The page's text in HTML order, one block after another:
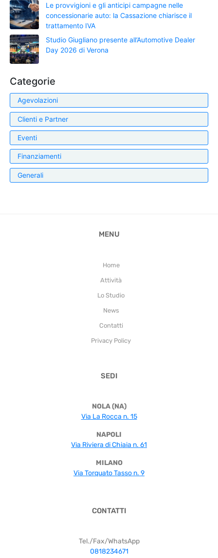
Le provvigioni e gli anticipi campagne nelle
concessionarie auto: la Cassazione chiarisce il
trattamento IVA
Studio Giugliano presente all’Automotive Dealer
Day 2026 di Verona
Categorie
Agevolazioni
Clienti e Partner
Eventi
Finanziamenti
Generali
MENU
Home
Attività
Lo Studio
News
Contatti
Privacy Policy
SEDI
NOLA (NA)
Via La Rocca n. 15
NAPOLI
Via Riviera di Chiaia n. 61
MILANO
Via Torquato Tasso n. 9
CONTATTI
Tel./Fax/WhatsApp
0818234671